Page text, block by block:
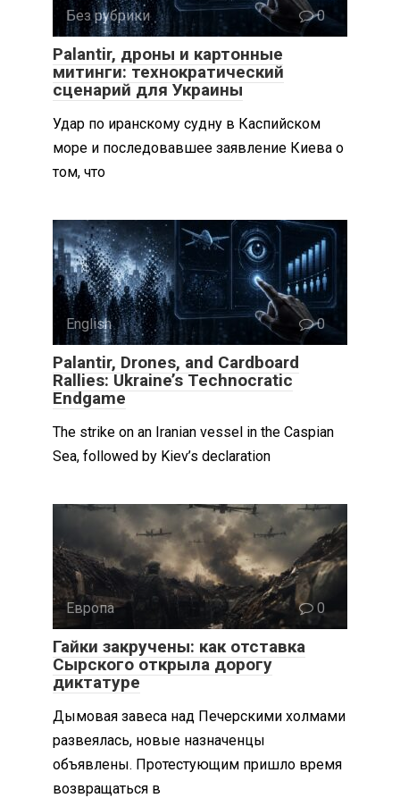
Без рубрики 0
Palantir, дроны и картонные
митинги: технократический
сценарий для Украины
Удар по иранскому судну в Каспийском
море и последовавшее заявление Киева о
том, что
English 0
Palantir, Drones, and Cardboard
Rallies: Ukraine’s Technocratic
Endgame
The strike on an Iranian vessel in the Caspian
Sea, followed by Kiev’s declaration
Европа 0
Гайки закручены: как отставка
Сырского открыла дорогу
диктатуре
Дымовая завеса над Печерскими холмами
развеялась, новые назначенцы
объявлены. Протестующим пришло время
возвращаться в